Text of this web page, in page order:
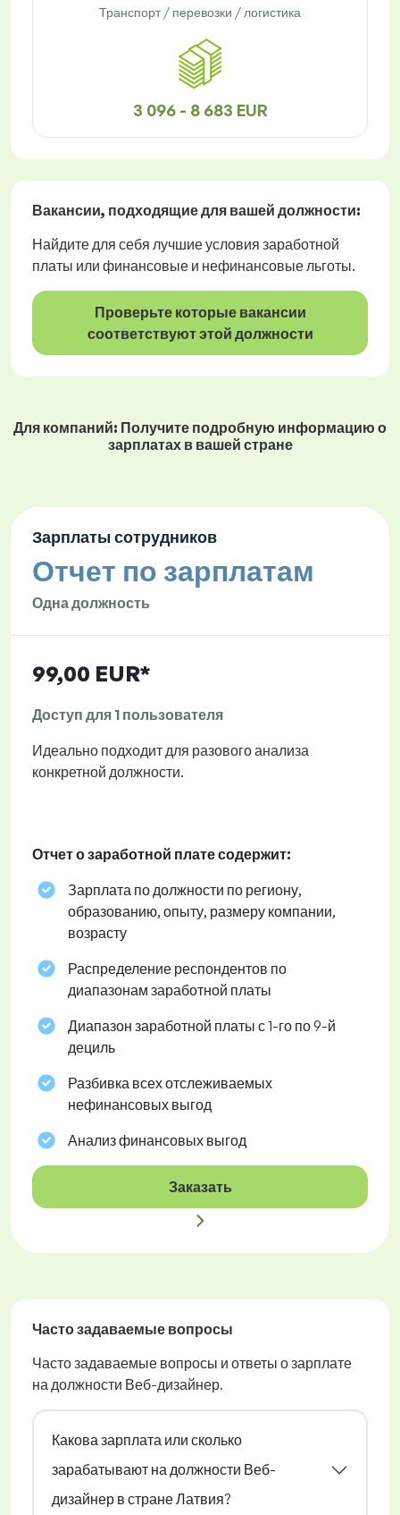
Транспорт / перевозки / логистика
3 096 - 8 683 EUR
Вакансии, подходящие для вашей должности:
Найдите для себя лучшие условия заработной
платы или финансовые и нефинансовые льготы.
Проверьте которые вакансии
соответствуют этой должности
Для компаний: Получите подробную информацию о
зарплатах в вашей стране
Зарплаты сотрудников
Отчет по зарплатам
Одна должность
99,00 EUR*
Доступ для 1 пользователя
Идеально подходит для разового анализа
конкретной должности.
Отчет о заработной плате содержит:
Зарплата по должности по региону,
образованию, опыту, размеру компании,
возрасту
Распределение респондентов по
диапазонам заработной платы
Диапазон заработной платы с 1-го по 9-й
дециль
Разбивка всех отслеживаемых
нефинансовых выгод
Анализ финансовых выгод
Заказать
Часто задаваемые вопросы
Часто задаваемые вопросы и ответы о зарплате
на должности Веб-дизайнер.
Какова зарплата или сколько
зарабатывают на должности Веб-
дизайнер в стране Латвия?